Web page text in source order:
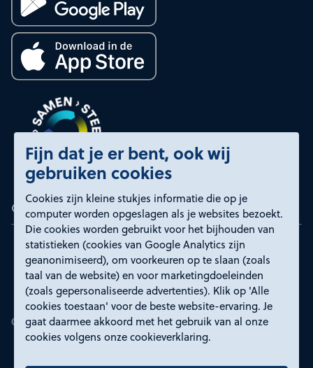
Fijn dat je er bent, ook wij
gebruiken cookies
Cookies zijn kleine stukjes informatie die op je
computer worden opgeslagen als je websites bezoekt.
Die cookies worden gebruikt voor het bijhouden van
statistieken (cookies van Google Analytics zijn
geanonimiseerd), om voorkeuren op te slaan (zoals
taal van de website) en voor marketingdoeleinden
(zoals gepersonaliseerde advertenties). Klik op 'Alle
cookies toestaan' voor de beste website-ervaring. Je
gaat daarmee akkoord met het gebruik van al onze
cookies volgens onze cookieverklaring.
Certificeringen